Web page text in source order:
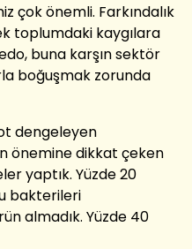
çok önemli. Farkındalık
toplumdaki kaygılara
buna karşın sektör
boğuşmak zorunda
dengeleyen
önemine dikkat çeken
yaptık. Yüzde 20
bakterileri
almadık. Yüzde 40